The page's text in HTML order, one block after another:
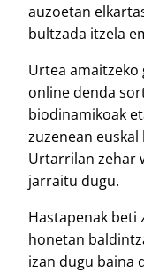
auzoetan
bultzada itzela
Urtea
online denda
biodinamikoak
zuzenean
Urtarrilan zehar
jarraitu dugu.
Hastapenak beti
honetan
izan dugu baina